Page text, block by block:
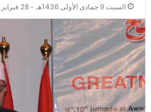
السبت 9 جمادى الأولى 1436هـ - 28 فبراير 2015م | 1:35 م